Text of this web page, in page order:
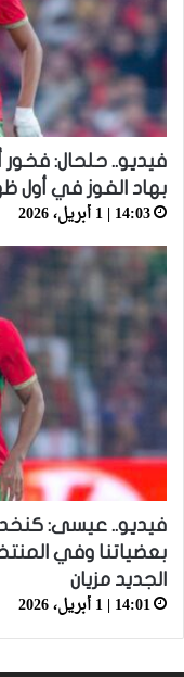
فيديو.. حلحال:
بهاد الفوز في أول
14:03 | 1 أبريل، 2026
فيديو.. عيسى:
بعضياتنا وفي
الجديد مزيان
14:01 | 1 أبريل، 2026